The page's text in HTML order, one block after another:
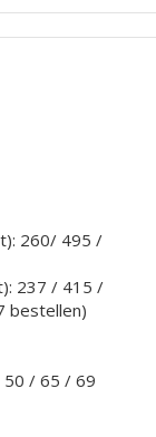
260/ 495 /
237 / 415 /
bestellen)
50 / 65 / 69